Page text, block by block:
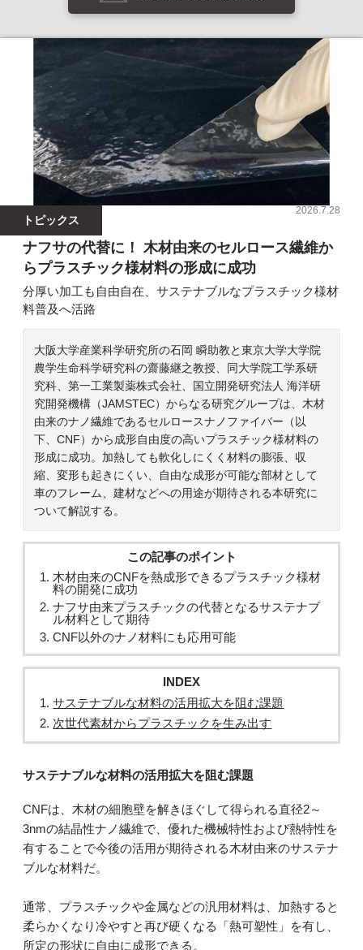
トピックス
2026.7.28
ナフサの代替に！ 木材由来のセルロース繊維か
らプラスチック様材料の形成に成功
分厚い加工も自由自在、サステナブルなプラスチック様材
料普及へ活路
大阪大学産業科学研究所の石岡 瞬助教と東京大学大学院
農学生命科学研究科の齋藤継之教授、同大学院工学系研
究科、第一工業製薬株式会社、国立開発研究法人 海洋研
究開発機構（JAMSTEC）からなる研究グループは、木材
由来のナノ繊維であるセルロースナノファイバー（以
下、CNF）から成形自由度の高いプラスチック様材料の
形成に成功。加熱しても軟化しにくく材料の膨張、収
縮、変形も起きにくい、自由な成形が可能な部材として
車のフレーム、建材などへの用途が期待される本研究に
ついて解説する。
この記事のポイント
木材由来のCNFを熱成形できるプラスチック様材
料の開発に成功
ナフサ由来プラスチックの代替となるサステナブ
ル材料として期待
CNF以外のナノ材料にも応用可能
INDEX
サステナブルな材料の活用拡大を阻む課題
次世代素材からプラスチックを生み出す
サステナブルな材料の活用拡大を阻む課題
CNFは、木材の細胞壁を解きほぐして得られる直径2～
3nmの結晶性ナノ繊維で、優れた機械特性および熱特性を
有することで今後の活用が期待される木材由来のサステナ
ブルな材料だ。
通常、プラスチックや金属などの汎用材料は、加熱すると
柔らかくなり冷やすと再び硬くなる「熱可塑性」を有し、
所定の形状に自由に成形できる。